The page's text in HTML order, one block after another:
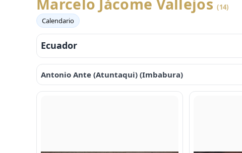
Marcelo Jácome Vallejos(14)
Calendario
Ecuador
Antonio Ante (Atuntaqui) (Imbabura)